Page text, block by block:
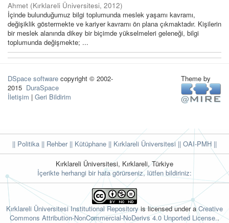
Ahmet (Kırklareli Üniversitesi, 2012)
İçinde bulunduğumuz bilgi toplumunda meslek yaşamı kavramı,
değişiklik göstermekte ve kariyer kavramı ön plana çıkmaktadır. Kişilerin
bir meslek alanında dikey bir biçimde yükselmeleri geleneği, bilgi
toplumunda değişmekte; ...
DSpace software copyright © 2002-
2015 DuraSpace
İletişim | Geri Bildirim
Theme by
|| Politika || Rehber|| Kütüphane || Kırklareli Üniversitesi || OAI-PMH ||
Kırklareli Üniversitesi, Kırklareli, Türkiye
İçerikte herhangi bir hata görürseniz, lütfen bildiriniz:
Kırklareli Üniversitesi Institutional Repositoryis licensed under aCreative
Commons Attribution-NonCommercial-NoDerivs 4.0 Unported License..